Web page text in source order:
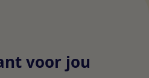
voor jou